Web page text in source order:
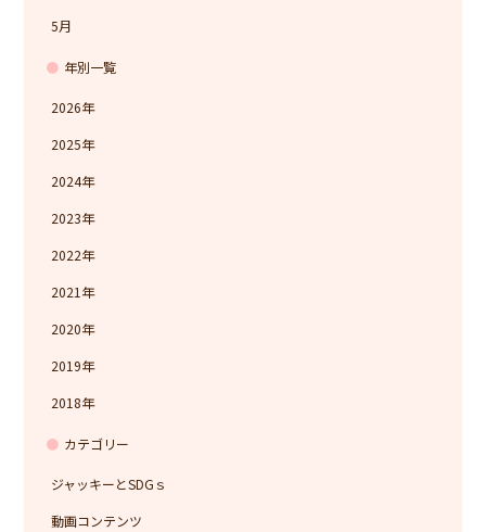
5月
年別一覧
2026
2025
2024
2023
2022
2021
2020
2019
2018
カテゴリー
ジャッキーとSDGｓ
動画コンテンツ